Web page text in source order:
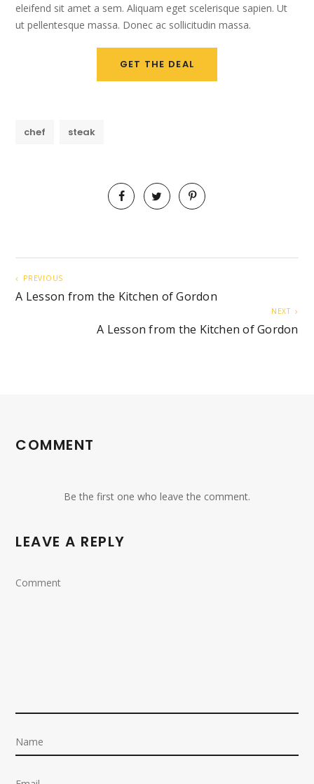
eleifend sit amet a sem. Aliquam eget scelerisque sapien. Ut
ut pellentesque massa. Donec ac sollicitudin massa.
GET THE DEAL
chef steak
PREVIOUS
A Lesson from the Kitchen of Gordon
NEXT
A Lesson from the Kitchen of Gordon
COMMENT
Be the first one who leave the comment.
LEAVE A REPLY